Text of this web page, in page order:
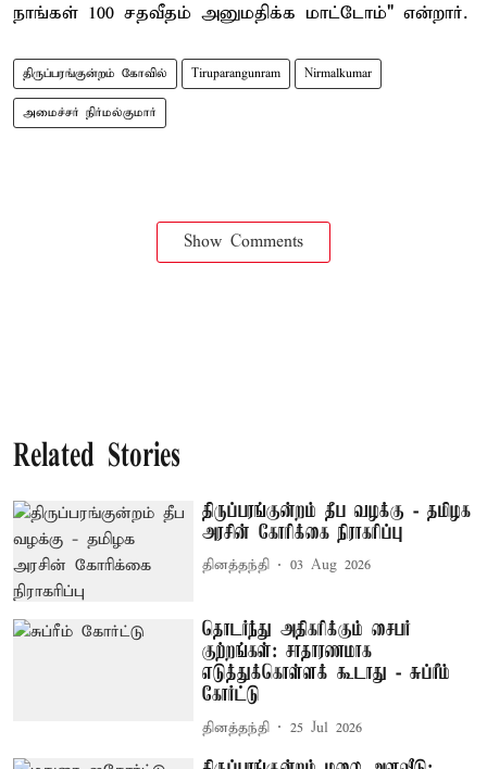
நாங்கள் 100 சதவீதம் அனுமதிக்க மாட்டோம்" என்றார்.
திருப்பரங்குன்றம் கோவில் Tiruparangunram Nirmalkumar
அமைச்சர் நிர்மல்குமார்
Show Comments
Related Stories
திருப்பரங்குன்றம் தீப வழக்கு - தமிழக
அரசின் கோரிக்கை நிராகரிப்பு
தினத்தந்தி 03 Aug 2026
தொடர்ந்து அதிகரிக்கும் சைபர்
குற்றங்கள்: சாதாரணமாக
எடுத்துக்கொள்ளக் கூடாது - சுப்ரீம்
கோர்ட்டு
தினத்தந்தி 25 Jul 2026